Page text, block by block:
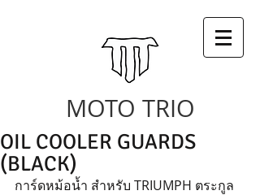
MOTO TRIO
OIL COOLER GUARDS
(BLACK)
การ์ดหม้อน้ำ สำหรับ TRIUMPH ตระกูล